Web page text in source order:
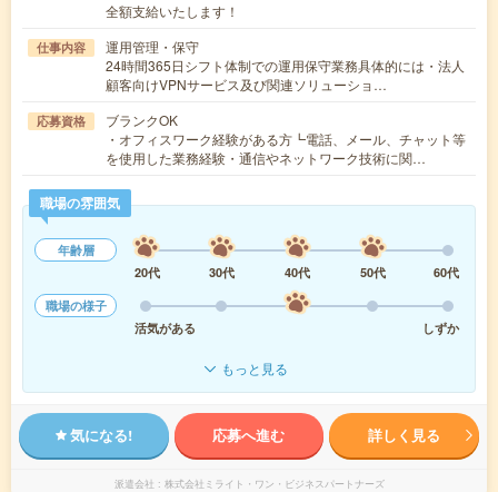
全額支給いたします！
仕事内容
運用管理・保守
24時間365日シフト体制での運用保守業務具体的には・法人
顧客向けVPNサービス及び関連ソリューショ…
応募資格
ブランクOK
・オフィスワーク経験がある方┗電話、メール、チャット等
を使用した業務経験・通信やネットワーク技術に関…
職場の雰囲気
年齢層
20代
30代 40代 50代
60代
職場の様子
活気がある
しずか
もっと見る
気になる! 応募へ進む 詳しく見る
派遣会社 株式会社ミライト・ワン・ビジネスパートナーズ